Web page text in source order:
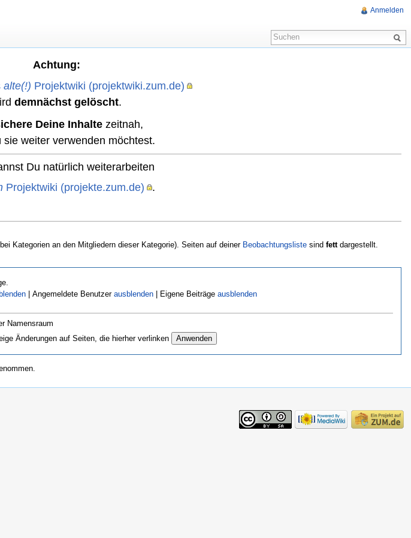
Achtung:
alte(!) Projektwiki (projektwiki.zum.de)
demnächst gelöscht.
Deine Inhalte zeitnah,
sie weiter verwenden möchtest.
Du natürlich weiterarbeiten
Projektwiki (projekte.zum.de) .
Kategorien an den Mitgliedern dieser Kategorie). Seiten auf deiner Beobachtungsliste sind fettdargestellt.
| Angemeldete Benutzer ausblenden| Eigene Beiträge ausblenden
Namensraum
Änderungen auf Seiten, die hierher verlinken
Anmelden